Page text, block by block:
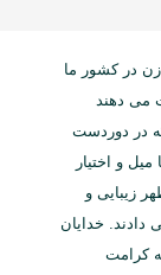
وقتی در گزارشها خواندم روزانه به طور متوسط ۲ زن در کشور ما
می دهند
که در دوردست
و اختیار
زیبایی و
خدایان
کرامت